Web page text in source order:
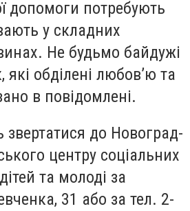
допомоги потребують
у складних
Не будьмо байдужі
обділені любов’ю та
в повідомлені.
звертатися до Новоград-
центру соціальних
та молоді за
31 або за тел. 2-